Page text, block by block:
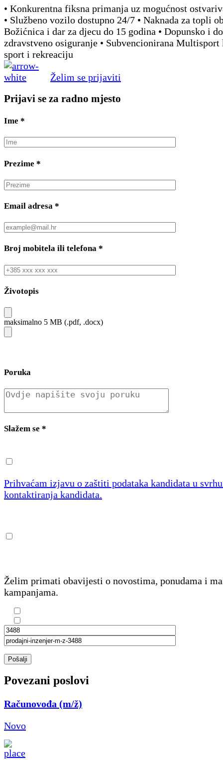
• Konkurentna fiksna primanja uz mogućnost
• Službeno vozilo dostupno 24/7 • Naknada za topli
Božićnica i dar za djecu do 15 godina • Dopunsko i
zdravstveno osiguranje • Subvencionirana Multisport
sport i rekreaciju
Želim se prijaviti
Prijavi se za radno mjesto
Ime *
Prezime *
Email adresa *
Broj mobitela ili telefona *
Životopis
maksimalno 5 MB (.pdf, .docx)
Poruka
Slažem se *
Prihvaćam izjavu o zaštiti podataka kandidata u
kontaktiranja kandidata.
Želim primati obavijesti o novostima, ponudama i
kampanjama.
Pošalji
Povezani poslovi
Računovođa (m/ž)
Novo